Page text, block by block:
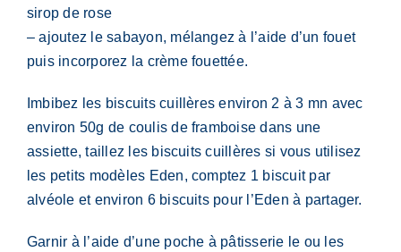
sirop de rose
– ajoutez le sabayon, mélangez à l’aide d’un fouet
puis incorporez la crème fouettée.
Imbibez les biscuits cuillères environ 2 à 3 mn avec
environ 50g de coulis de framboise dans une
assiette, taillez les biscuits cuillères si vous utilisez
les petits modèles Eden, comptez 1 biscuit par
alvéole et environ 6 biscuits pour l’Eden à partager.
Garnir à l’aide d’une poche à pâtisserie le ou les